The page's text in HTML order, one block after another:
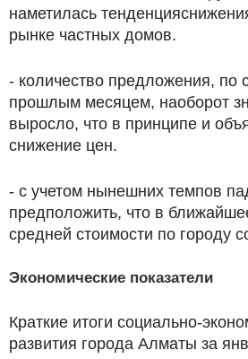
наметилась
рынке частных домов.
- количество предложения, по
прошлым месяцем, наоборот
выросло, что в принципе и
снижение цен.
- с учетом нынешних темпов
предположить, что в
средней стоимости по городу
Экономические показатели
Краткие итоги социально-
развития города Алматы за